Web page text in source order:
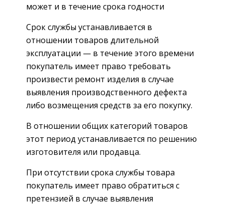
может и в течение срока годности
Срок службы устанавливается в
отношении товаров длительной
эксплуатации — в течение этого времени
покупатель имеет право требовать
произвести ремонт изделия в случае
выявления производственного дефекта
либо возмещения средств за его покупку.
В отношении общих категорий товаров
этот период устанавливается по решению
изготовителя или продавца.
При отсутствии срока службы товара
покупатель имеет право обратиться с
претензией в случае выявления